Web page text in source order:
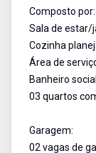
Composto por:
Sala de estar/
Cozinha
Área de
Banheiro
03 quartos
Garagem:
02 vagas de